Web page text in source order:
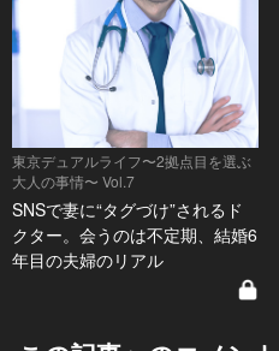
東京デュアルライフ〜2拠点目を選ぶ
大人の事情〜 Vol.7
SNSで妻に“タグづけ”されるド
クター。会うのは不定期、結婚6
年目の夫婦のリアル